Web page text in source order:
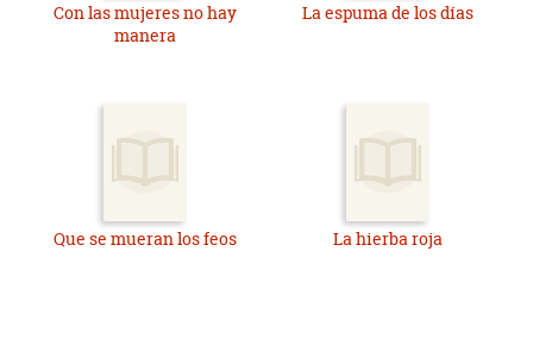
Con las mujeres no hay
manera
La espuma de los días
Que se mueran los feos La hierba roja